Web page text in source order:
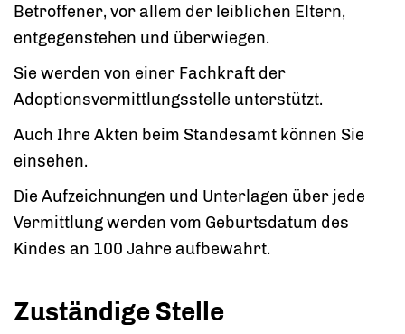
Betroffener, vor allem der leiblichen Eltern,
entgegenstehen und überwiegen.
Sie werden von einer Fachkraft der
Adoptionsvermittlungsstelle unterstützt.
Auch Ihre Akten beim Standesamt können Sie
einsehen.
Die Aufzeichnungen und Unterlagen über jede
Vermittlung werden vom Geburtsdatum des
Kindes an 100 Jahre aufbewahrt.
Zuständige Stelle